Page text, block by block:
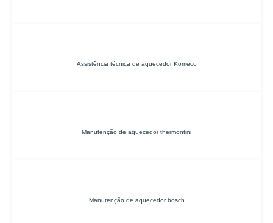
Assistência técnica de aquecedor Komeco
Manutenção de aquecedor thermontini
Manutenção de aquecedor bosch